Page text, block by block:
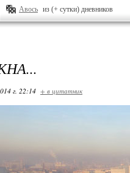
Авось из (+ сутки) дневников
г. 22:14 + в цитатник